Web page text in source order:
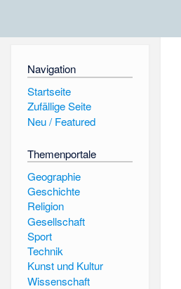
Navigation
Startseite
Zufällige Seite
Neu / Featured
Themenportale
Geographie
Geschichte
Religion
Gesellschaft
Sport
Technik
Kunst und Kultur
Wissenschaft